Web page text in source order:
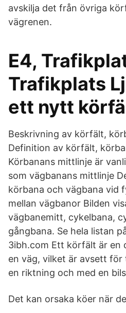
avskilja det från övriga
vägrenen.
E4,
Trafikplats
ett nytt
Beskrivning av körfält,
Definition av körfält,
Körbanans mittlinje är
som vägbanans mittlinje
körbana och vägbana vid
mellan vägbanor Bilden
vägbanemitt, cykelbana,
gångbana. Se hela listan
3ibh.com Ett körfält är en
en väg, vilket är avsett för
en riktning och med en
Det kan orsaka köer när